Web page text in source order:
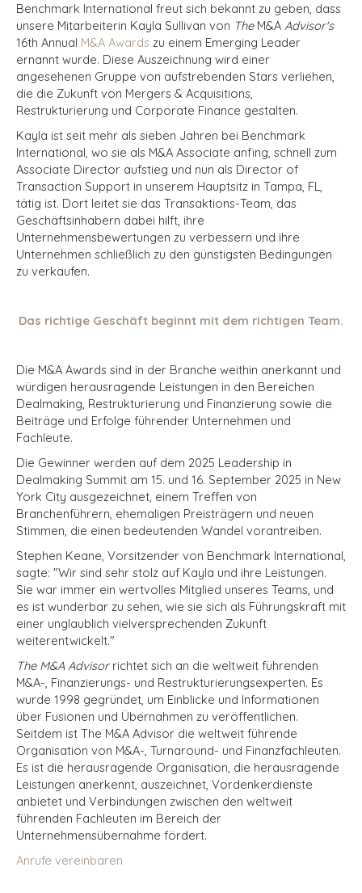
Benchmark International freut sich bekannt zu geben, dass
unsere Mitarbeiterin Kayla Sullivan von The M&A Advisor's
16th Annual M&A Awards zu einem Emerging Leader
ernannt wurde. Diese Auszeichnung wird einer
angesehenen Gruppe von aufstrebenden Stars verliehen,
die die Zukunft von Mergers & Acquisitions,
Restrukturierung und Corporate Finance gestalten.
Kayla ist seit mehr als sieben Jahren bei Benchmark
International, wo sie als M&A Associate anfing, schnell zum
Associate Director aufstieg und nun als Director of
Transaction Support in unserem Hauptsitz in Tampa, FL,
tätig ist. Dort leitet sie das Transaktions-Team, das
Geschäftsinhabern dabei hilft, ihre
Unternehmensbewertungen zu verbessern und ihre
Unternehmen schließlich zu den günstigsten Bedingungen
zu verkaufen.
Das richtige Geschäft beginnt mit dem richtigen Team.
Die M&A Awards sind in der Branche weithin anerkannt und
würdigen herausragende Leistungen in den Bereichen
Dealmaking, Restrukturierung und Finanzierung sowie die
Beiträge und Erfolge führender Unternehmen und
Fachleute.
Die Gewinner werden auf dem 2025 Leadership in
Dealmaking Summit am 15. und 16. September 2025 in New
York City ausgezeichnet, einem Treffen von
Branchenführern, ehemaligen Preisträgern und neuen
Stimmen, die einen bedeutenden Wandel vorantreiben.
Stephen Keane, Vorsitzender von Benchmark International,
sagte: "Wir sind sehr stolz auf Kayla und ihre Leistungen.
Sie war immer ein wertvolles Mitglied unseres Teams, und
es ist wunderbar zu sehen, wie sie sich als Führungskraft mit
einer unglaublich vielversprechenden Zukunft
weiterentwickelt."
The M&A Advisorrichtet sich an die weltweit führenden
M&A-, Finanzierungs- und Restrukturierungsexperten. Es
wurde 1998 gegründet, um Einblicke und Informationen
über Fusionen und Übernahmen zu veröffentlichen.
Seitdem ist The M&A Advisor die weltweit führende
Organisation von M&A-, Turnaround- und Finanzfachleuten.
Es ist die herausragende Organisation, die herausragende
Leistungen anerkennt, auszeichnet, Vordenkerdienste
anbietet und Verbindungen zwischen den weltweit
führenden Fachleuten im Bereich der
Unternehmensübernahme fördert.
Anrufe vereinbaren